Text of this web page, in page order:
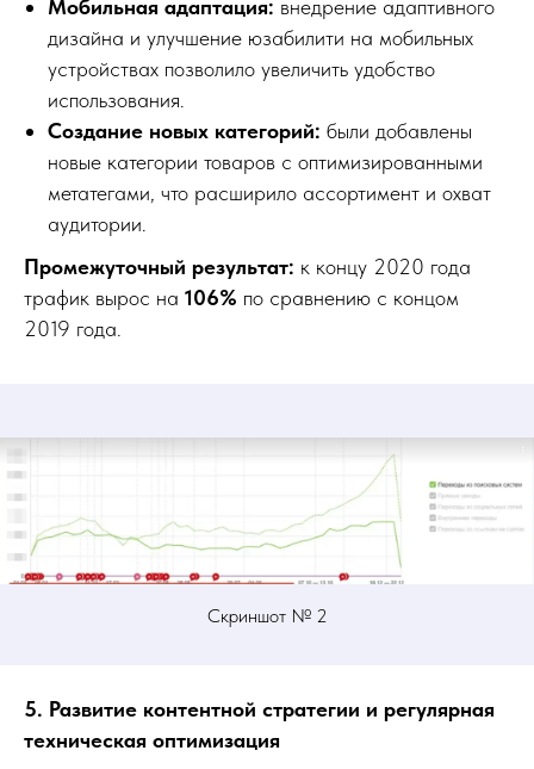
Мобильная адаптация: внедрение адаптивного
дизайна и улучшение юзабилити на мобильных
устройствах позволило увеличить удобство
использования.
Создание новых категорий: были добавлены
новые категории товаров с оптимизированными
метатегами, что расширило ассортимент и охват
аудитории.
Промежуточный результат: к концу 2020 года
трафик вырос на 106% по сравнению с концом
2019 года.
Скриншот № 2
5. Развитие контентной стратегии и регулярная
техническая оптимизация